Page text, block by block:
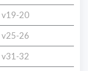
v19-20
v25-26
v31-32